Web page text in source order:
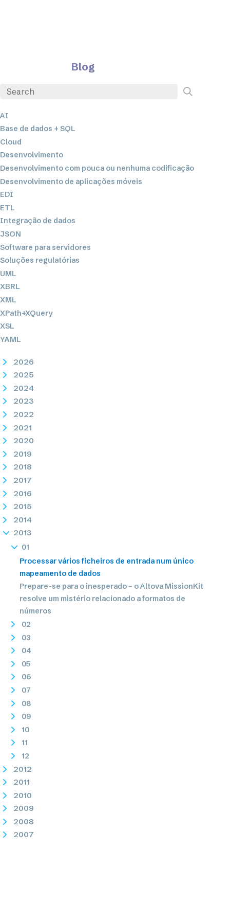
Blog
AI
Base de dados + SQL
Cloud
Desenvolvimento
Desenvolvimento com pouca ou nenhuma codificação
Desenvolvimento de aplicações móveis
EDI
ETL
Integração de dados
JSON
Software para servidores
Soluções regulatórias
UML
XBRL
XML
XPath+XQuery
XSL
YAML
2026
2025
2024
2023
2022
2021
2020
2019
2018
2017
2016
2015
2014
2013
01
Processar vários ficheiros de entrada num único
mapeamento de dados
Prepare-se para o inesperado – o Altova MissionKit
resolve um mistério relacionado a formatos de
números
02
03
04
05
06
07
08
09
10
11
12
2012
2011
2010
2009
2008
2007